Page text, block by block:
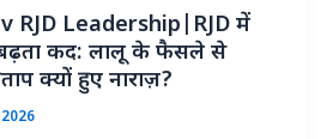
RJD Leadership|RJD में
बढ़ता कद: लालू के फैसले से
क्यों हुए नाराज़?